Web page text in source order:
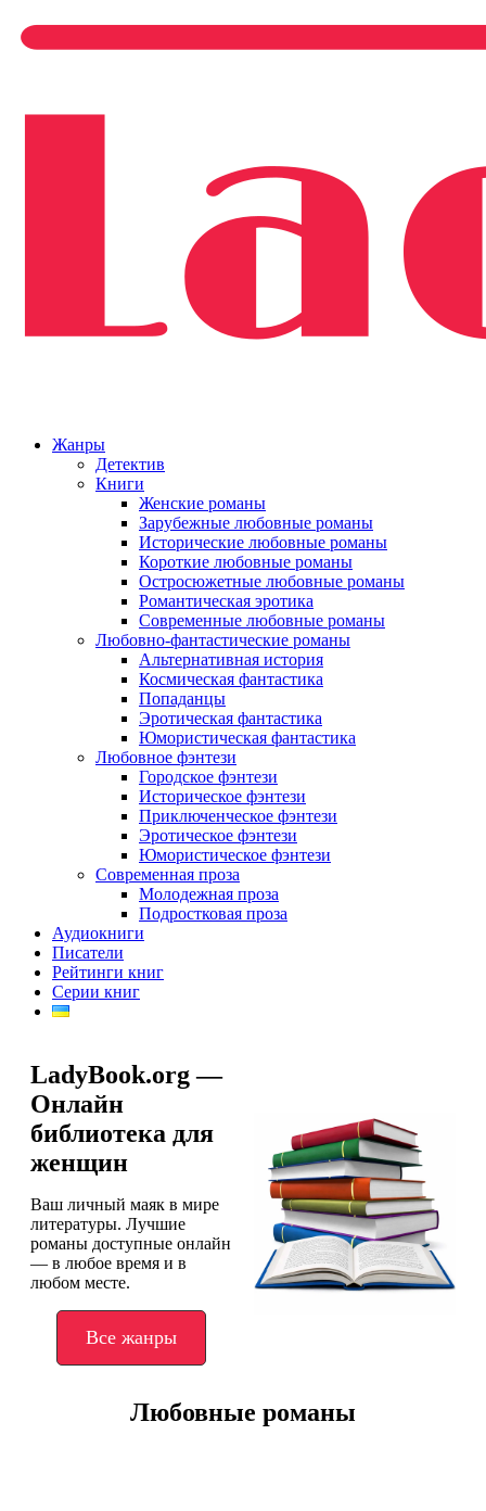
Жанры
Детектив
Книги
Женские романы
Зарубежные любовные романы
Исторические любовные романы
Короткие любовные романы
Остросюжетные любовные романы
Романтическая эротика
Современные любовные романы
Любовно-фантастические романы
Альтернативная история
Космическая фантастика
Попаданцы
Эротическая фантастика
Юмористическая фантастика
Любовное фэнтези
Городское фэнтези
Историческое фэнтези
Приключенческое фэнтези
Эротическое фэнтези
Юмористическое фэнтези
Современная проза
Молодежная проза
Подростковая проза
Аудиокниги
Писатели
Рейтинги книг
Серии книг
LadyBook.org —
Онлайн
библиотека для
женщин
Ваш личный маяк в мире
литературы. Лучшие
романы доступные онлайн
— в любое время и в
любом месте.
Все жанры
Любовные романы